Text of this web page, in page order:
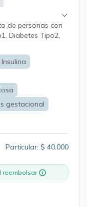
de personas con
Diabetes Tipo2,
Hígado
arterial,
Uso de Monitoreo
y crónicas.
gestacional
Particular: $ 40.000
reembolsar